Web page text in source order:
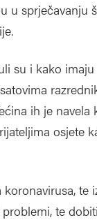
u sprječavanju
su i kako
ih je navela
osjete
te
te